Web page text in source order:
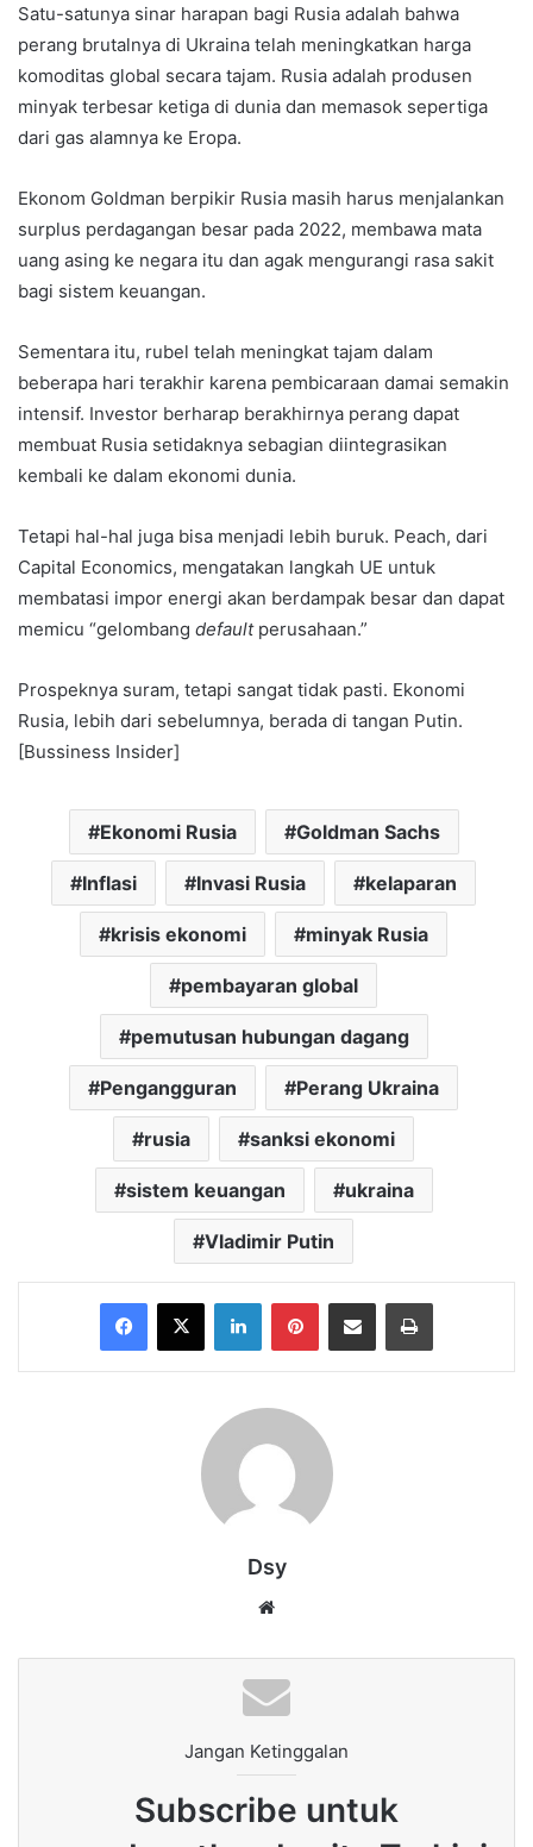
Satu-satunya sinar harapan bagi Rusia adalah bahwa
perang brutalnya di Ukraina telah meningkatkan harga
komoditas global secara tajam. Rusia adalah produsen
minyak terbesar ketiga di dunia dan memasok sepertiga
dari gas alamnya ke Eropa.
Ekonom Goldman berpikir Rusia masih harus menjalankan
surplus perdagangan besar pada 2022, membawa mata
uang asing ke negara itu dan agak mengurangi rasa sakit
bagi sistem keuangan.
Sementara itu, rubel telah meningkat tajam dalam
beberapa hari terakhir karena pembicaraan damai semakin
intensif. Investor berharap berakhirnya perang dapat
membuat Rusia setidaknya sebagian diintegrasikan
kembali ke dalam ekonomi dunia.
Tetapi hal-hal juga bisa menjadi lebih buruk. Peach, dari
Capital Economics, mengatakan langkah UE untuk
membatasi impor energi akan berdampak besar dan dapat
memicu “gelombang defaultperusahaan.”
Prospeknya suram, tetapi sangat tidak pasti. Ekonomi
Rusia, lebih dari sebelumnya, berada di tangan Putin.
[Bussiness Insider]
Ekonomi Rusia Goldman Sachs
Inflasi Invasi Rusia kelaparan
krisis ekonomi minyak Rusia
pembayaran global
pemutusan hubungan dagang
Pengangguran Perang Ukraina
rusia sanksi ekonomi
sistem keuangan ukraina
Vladimir Putin
Facebook
X LinkedInPinterestShare via Email Print
Dsy
Jangan Ketinggalan
Subscribe untuk